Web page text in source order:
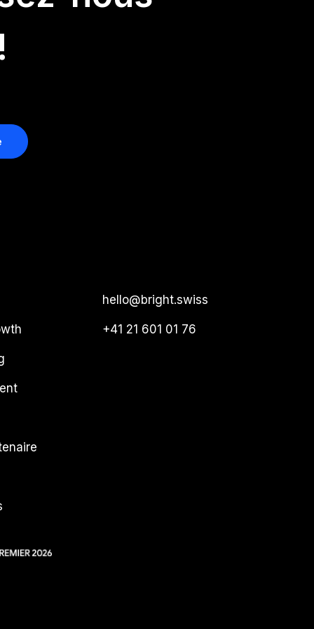
hello@bright.swiss
+41 21 601 01 76